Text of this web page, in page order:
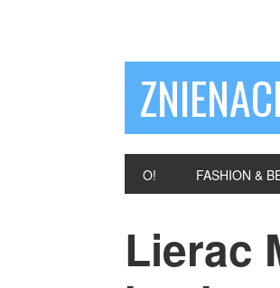
O! FASHION &
Lierac